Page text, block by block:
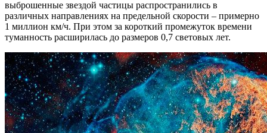
выброшенные звездой частицы распространились в
различных направлениях на предельной скорости – примерно
1 миллион км/ч. При этом за короткий промежуток времени
туманность расширилась до размеров 0,7 световых лет.